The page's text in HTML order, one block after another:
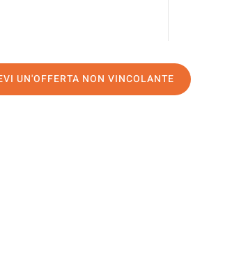
UN'OFFERTA NON VINCOLANTE